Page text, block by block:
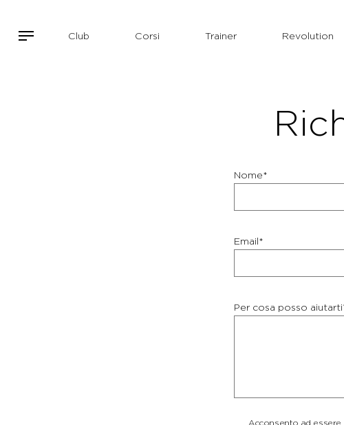
Club Corsi Trainer Revolution
Nome*
Email*
Per cosa posso
Acconsento ad